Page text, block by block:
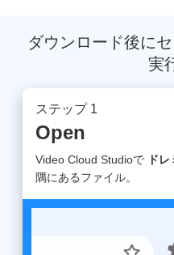
ダウンロード後に
実
ステップ 1
Open
Video Cloud Studioで ド
隅にあるファイル。